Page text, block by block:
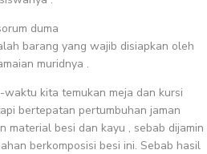
duma
barang yang wajib disiapkan oleh
muridnya .
kita temukan meja dan kursi
bertepatan pertumbuhan jaman
material besi dan kayu , sebab dijamin
berkomposisi besi ini. Sebab hasil